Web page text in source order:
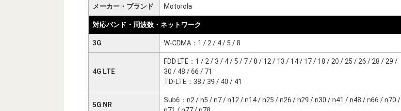
メーカー・ブランド Motorola
対応バンド・周波数・ネットワーク
3G W-CDMA：1 / 2 / 4 / 5 / 8
4G LTE
FDD LTE：1 / 2 / 3 / 4 / 5 / 7 / 8 / 12 / 13 / 14 / 17 / 18 / 20 / 25 / 26 / 28 / 29 /
30 / 48 / 66 / 71
TD-LTE：38 / 39 / 40 / 41
5G NR
Sub6：n2 / n5 / n7 / n12 / n14 / n25 / n26 / n29 / n30 / n41 / n48 / n66 / n70 /